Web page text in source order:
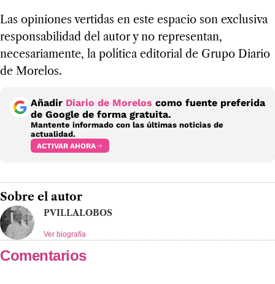
Las opiniones vertidas en este espacio son exclusiva
responsabilidad del autor y no representan,
necesariamente, la política editorial de Grupo Diario
de Morelos.
Añadir Diario de Morelos como fuente preferida
de Google de forma gratuita.
Mantente informado con las últimas noticias de
actualidad.
ACTIVAR AHORA
Sobre el autor
PVILLALOBOS
Ver biografía
Comentarios